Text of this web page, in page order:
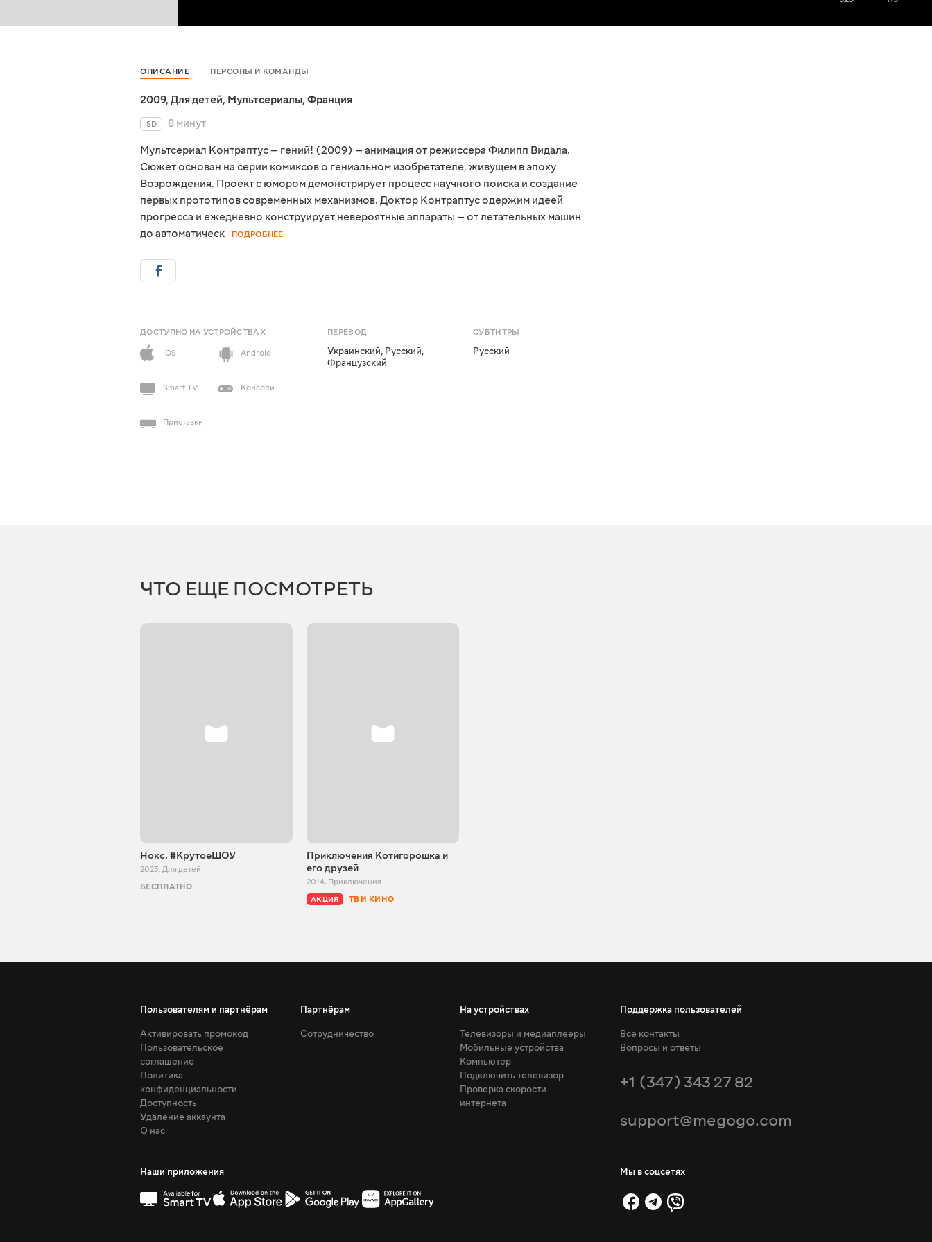
ОПИСАНИЕ ПЕРСОНЫ И КОМАНДЫ
2009, Для детей, Мультсериалы, Франция
SD
8 минут
Мультсериал Контраптус — гений! (2009) — анимация от режиссера Филипп Видала.
Сюжет основан на серии комиксов о гениальном изобретателе, живущем в эпоху
Возрождения. Проект с юмором демонстрирует процесс научного поиска и создание
первых прототипов современных механизмов. Доктор Контраптус одержим идеей
прогресса и ежедневно конструирует невероятные аппараты — от летательных машин
до автоматическ
ПОДРОБНЕЕ
ДОСТУПНО НА УСТРОЙСТВАХ
iOS
Android
Smart TV Консоли
Приставки
ПЕРЕВОД
Украинский, Русский,
Французский
СУБТИТРЫ
Русский
ЧТО ЕЩЕ ПОСМОТРЕТЬ
Нокс. #КрутоеШОУ
2023, Для детей
БЕСПЛАТНО
Приключения Котигорошка и
его друзей
2014, Приключения
АКЦИЯ ТВ И КИНО
Пользователям и партнёрам
Активировать промокод
Пользовательское
соглашение
Политика
конфиденциальности
Доступность
Удаление аккаунта
О нас
Партнёрам
Сотрудничество
На устройствах
Телевизоры и медиаплееры
Мобильные устройства
Компьютер
Подключить телевизор
Проверка скорости
интернета
Поддержка пользователей
Все контакты
Вопросы и ответы
+1 (347) 343 27 82
support@megogo.com
Наши приложения Мы в соцсетях